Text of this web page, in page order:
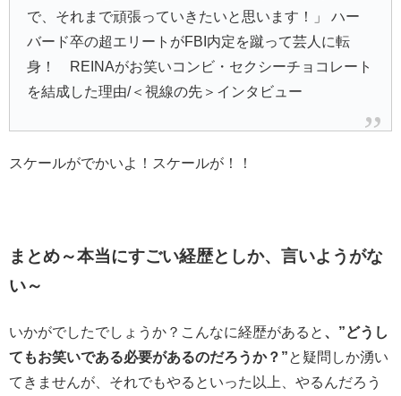
で、それまで頑張っていきたいと思います！」 ハー
バード卒の超エリートがFBI内定を蹴って芸人に転
身！ REINAがお笑いコンビ・セクシーチョコレート
を結成した理由/＜視線の先＞インタビュー
スケールがでかいよ！スケールが！！
まとめ～本当にすごい経歴としか、言いようがな
い～
いかがでしたでしょうか？こんなに経歴があると 、”どうし
てもお笑いである必要があるのだろうか？”と疑問しか湧い
てきませんが、それでもやるといった以上、やるんだろう